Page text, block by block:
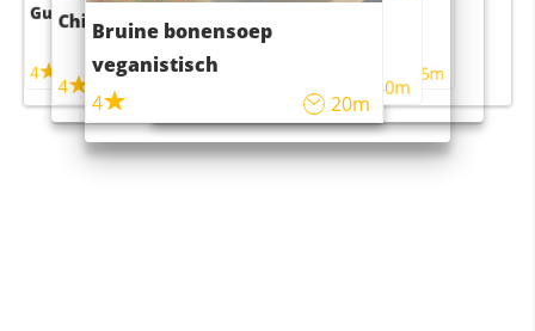
Guacamole
4
Chili con carne
4
Bruine bonensoep
veganistisch
4
20m
Sushi rijstsalade
maaltijdsalade
40m
4 55m